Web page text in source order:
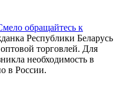
обращайтесь к
Республики Беларусь
торговлей. Для
необходимость в
в России.